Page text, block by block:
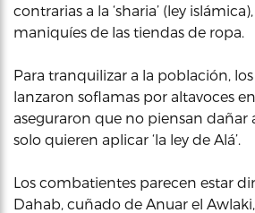
contrarias a la ‘sharia’ (ley
maniquíes de las tiendas de ropa.
Para tranquilizar a la población, los
lanzaron soflamas por altavoces
aseguraron que no piensan dañar
solo quieren aplicar ‘la ley de Alá’.
Los combatientes parecen estar
Dahab, cuñado de Anuar el